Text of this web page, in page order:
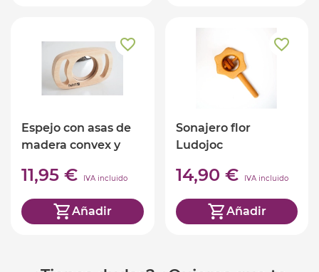
Espejo con asas de
madera convex y
11,95 € IVA incluido
Añadir
Sonajero flor
Ludojoc
14,90 € IVA incluido
Añadir